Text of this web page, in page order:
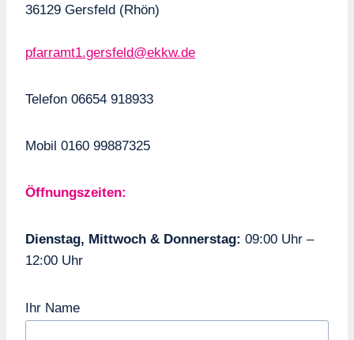
36129 Gersfeld (Rhön)
pfarramt1.gersfeld@ekkw.de
Telefon 06654 918933
Mobil 0160 99887325
Öffnungszeiten:
Dienstag, Mittwoch & Donnerstag: 09:00 Uhr –
12:00 Uhr
Ihr Name